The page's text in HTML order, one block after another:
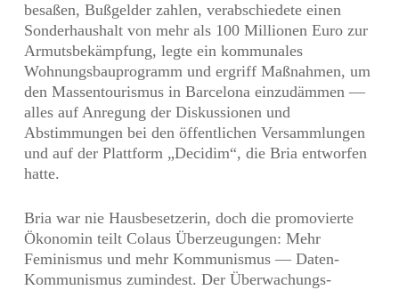
besaßen, Bußgelder zahlen, verabschiedete einen
Sonderhaushalt von mehr als 100 Millionen Euro zur
Armutsbekämpfung, legte ein kommunales
Wohnungsbauprogramm und ergriff Maßnahmen, um
den Massentourismus in Barcelona einzudämmen —
alles auf Anregung der Diskussionen und
Abstimmungen bei den öffentlichen Versammlungen
und auf der Plattform „Decidim“, die Bria entworfen
hatte.
Bria war nie Hausbesetzerin, doch die promovierte
Ökonomin teilt Colaus Überzeugungen: Mehr
Feminismus und mehr Kommunismus — Daten-
Kommunismus zumindest. Der Überwachungs-